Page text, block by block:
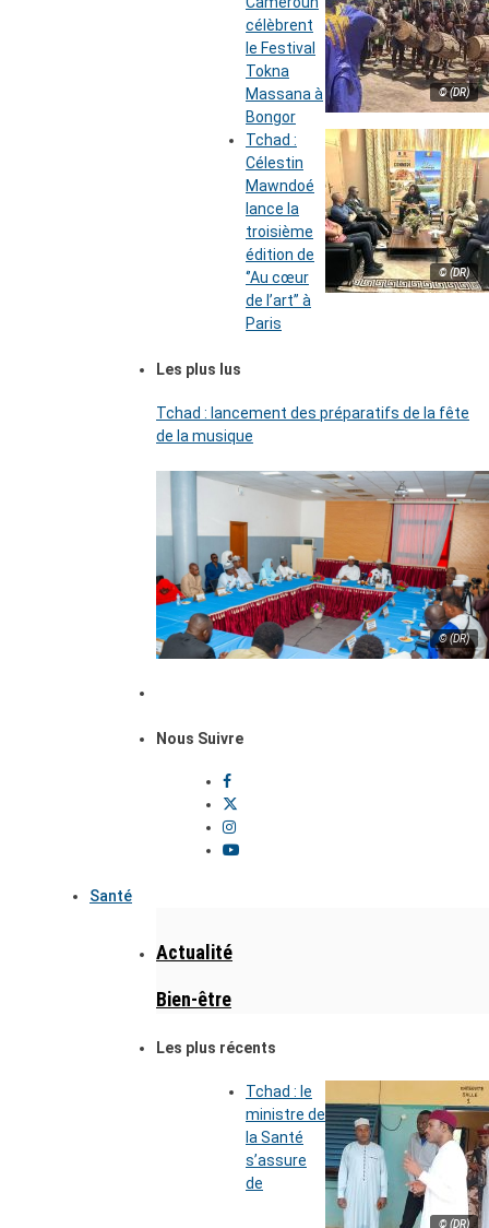
© (DR)
célèbrent
le Festival
Tokna
Massana à
Bongor
© (DR)
Tchad :
Célestin
Mawndoé
lance la
troisième
édition de
‘’Au cœur
de l’art’’ à
Paris
Les plus lus
Tchad : lancement des préparatifs de la fête
de la musique
© (DR)
Nous Suivre
Santé
Actualité
Bien-être
Les plus récents
© (DR)
Tchad : le
ministre de
la Santé
s’assure
de